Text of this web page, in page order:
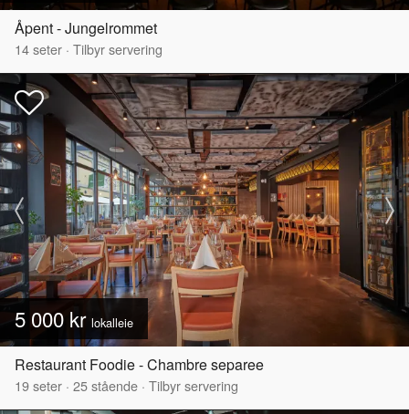
Åpent - Jungelrommet
14seter · Tilbyr servering
5 000 kr lokalleie
Restaurant Foodie - Chambre separee
19seter · 25stående · Tilbyr servering